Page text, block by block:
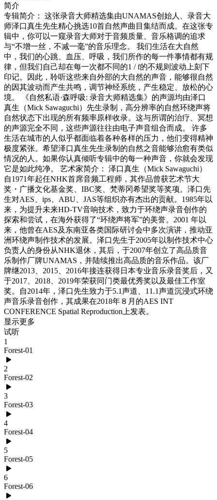
简介
专辑简介： 这张录音大师精选集由UNAMAS创始人、录音大
师泽口真生先生精心挑选10首自然声曲目集结而成。在这张专
辑中，你可以一窥录音大师对于音频质量、音乐格调的追求
与“不增一丝，不减一毫”的音乐理念。 我们生活在大自然
中，我们的心跳、血压、呼吸，我们所作的每一件事情都有规
律，但我们自己却在每一次都不同的1 / f的不规则波动上刻下
印记。因此，聆听这些来自外部的大自然的声音，能够很自然
的因其波动而产生共鸣，调节神经系统，产生稳定、放松的心
境。 《自然私语·森呼吸: 录音大师精选集》的声源均由泽口
真生（Mick Sawaguchi）先生录制，高分辨率的自然环绕声将
自然状态下出现的所有频率原样收录。这与所谓的治疗、冥想
的声源完全不同，这些声源往往由电子声音组合而成。 许多
生活在城市的人似乎都面临着各种各样的压力，他们变得精神
极度紧张。希望泽口真生先生录制的自然之音能够治愈有类似
情况的人。如果你认真倾听专辑中的每一种声音，你就会发现
它是如此纯净。 艺术家简介： 泽口真生（Mick Sawaguchi）
自1971年起任NHK首席音频工程师，其作品曾获艺术节大
奖・广播文化基金奖、IBC奖、梵蒂冈希望奖等奖项。泽口先
生对AES、ips、ABU、JAS等组织亦有杰出的贡献。1985年以
来，为提升未来HD-TV音响技术，致力于环绕声录音创作的
探索和尝试，在海外获得了“环绕声将军”的美誉。2001 年以
来，他曾在AES及东南亚各类国际研讨会中多次演讲，推动亚
洲环绕声制作技术的发展。泽口先生于2005年以制作技术中心
负责人的身份从NHK退休，其后，于2007年创立了高品质音
乐制作厂牌UNAMAS，并陆续推出高品质的音乐作品。该厂
牌继2013、2015、2016年接连获得日本专业音乐录音奖后，又
于2017、2018、2019年荣获同门类最优秀奖以及最佳工作室
奖。自2014年，泽口先生致力于5.1声道、11.1声道沉浸式环绕
声音乐录音创作，其成果在2018年８月的AES INT
CONFERENCE Spatial Reproduction上发表。
显示更多
试听
1
Forest-01
2
Forest-02
3
Forest-03
4
Forest-04
5
Forest-05
6
Forest-06